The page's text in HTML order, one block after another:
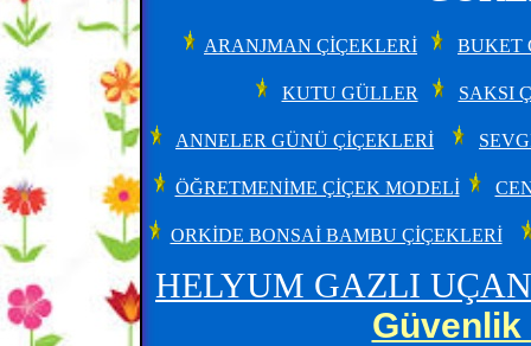
ARANJMAN ÇİÇEKLERİ BUKET
KUTU GÜLLER SAKSI
ANNELER GÜNÜ ÇİÇEKLERİ
ÖĞRETMENİME ÇİÇEK MODELİ
ORKİDE BONSAİ BAMBU ÇİÇEKLERİ
HELYUM GAZLI